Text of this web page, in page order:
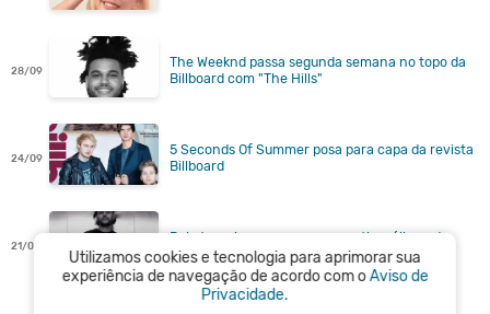
28/09
The Weeknd passa segunda semana no topo da
Billboard com "The Hills"
24/09
5 Seconds Of Summer posa para capa da revista
Billboard
21/09
Pela terceira semana consecutiva, álbum de
The Weeknd é o mais vendido nos EUA
Utilizamos cookies e tecnologia para aprimorar sua
experiência de navegação de acordo com oAviso de
Privacidade.